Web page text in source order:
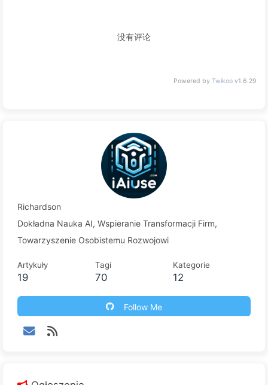
没有评论
Powered by Twikoo v1.6.29
Richardson
Dokładna Nauka AI, Wspieranie Transformacji Firm,
Towarzyszenie Osobistemu Rozwojowi
Artykuły
19
Tagi
70
Kategorie
12
Follow Me